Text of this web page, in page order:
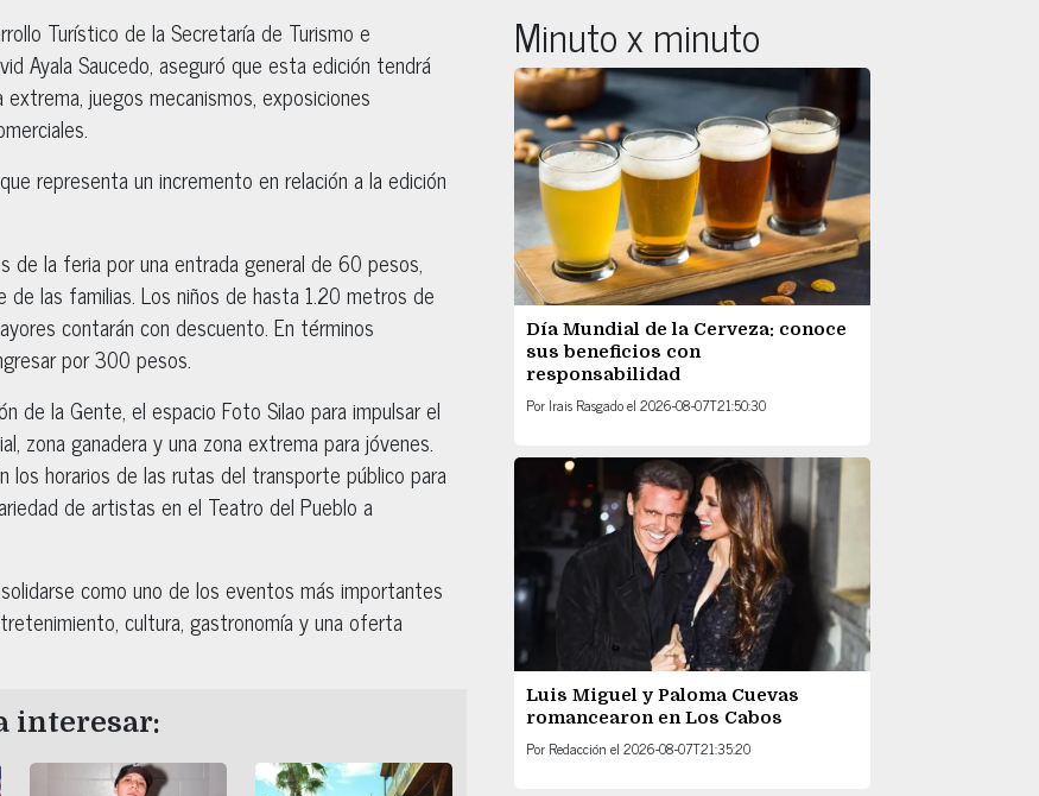
Turístico de la Secretaría de Turismo e
Ayala Saucedo, aseguró que esta edición tendrá
juegos mecanismos, exposiciones
representa un incremento en relación a la edición
la feria por una entrada general de 60 pesos,
las familias. Los niños de hasta 1.20 metros de
contarán con descuento. En términos
por 300 pesos.
de la Gente, el espacio Foto Silao para impulsar el
zona ganadera y una zona extrema para jóvenes.
los horarios de las rutas del transporte público para
de artistas en el Teatro del Pueblo a
como uno de los eventos más importantes
cultura, gastronomía y una oferta
interesar:
Minuto x minuto
Día Mundial de la Cerveza: conoce
sus beneficios con
responsabilidad
Por Irais Rasgadoel 2026-08-07T21:50:30
Luis Miguel y Paloma Cuevas
romancearon en Los Cabos
Por Redacción el 2026-08-07T21:35:20